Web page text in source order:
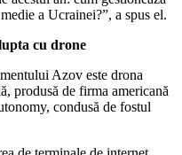
a Ucrainei?”, a spus el.
cu drone
Azov este drona
produsă de firma americană
condusă de fostul